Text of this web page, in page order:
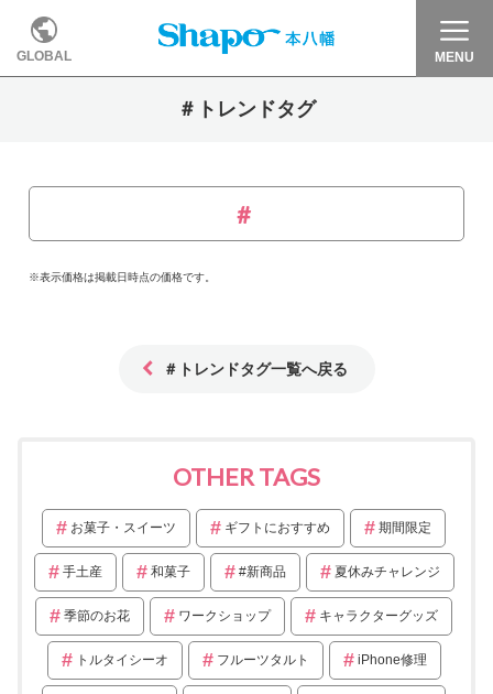
GLOBAL MENU
＃トレンドタグ
※表示価格は掲載日時点の価格です。
＃トレンドタグ一覧へ戻る
OTHER TAGS
お菓子・スイーツ ギフトにおすすめ 期間限定
手土産 和菓子 #新商品 夏休みチャレンジ
季節のお花 ワークショップ キャラクターグッズ
トルタイシーオ フルーツタルト iPhone修理